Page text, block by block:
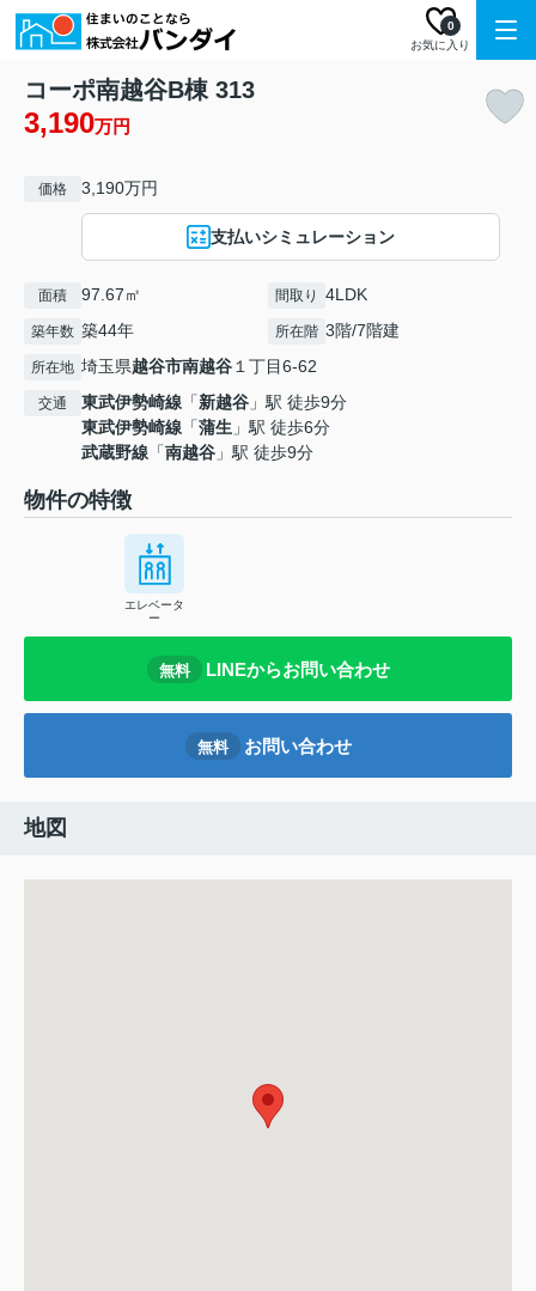
お気に入り
0
コーポ南越谷B棟 313
3,190万円
価格 3,190万円
支払いシミュレーション
面積 97.67㎡ 間取り 4LDK
築年数 築44年 所在階 3階/7階建
所在地 埼玉県越谷市南越谷 １丁目6-62
交通 東武伊勢崎線 「新越谷 」駅 徒歩9分
東武伊勢崎線 「蒲生 」駅 徒歩6分
武蔵野線 「南越谷 」駅 徒歩9分
物件の特徴
エレベータ
ー
無料 LINEからお問い合わせ
無料 お問い合わせ
地図